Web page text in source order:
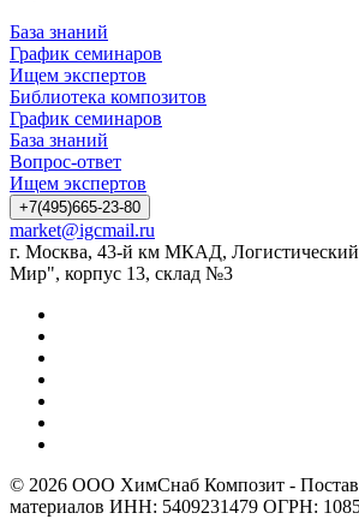
База знаний
График семинаров
Ищем экспертов
Библиотека композитов
График семинаров
База знаний
Вопрос-ответ
Ищем экспертов
+7(495)665-23-80
market@igcmail.ru
г. Москва, 43-й км МКАД,
Мир", корпус 13, склад №3
© 2026 ООО ХимСнаб Композит -
материалов ИНН: 5409231479 ОГРН: